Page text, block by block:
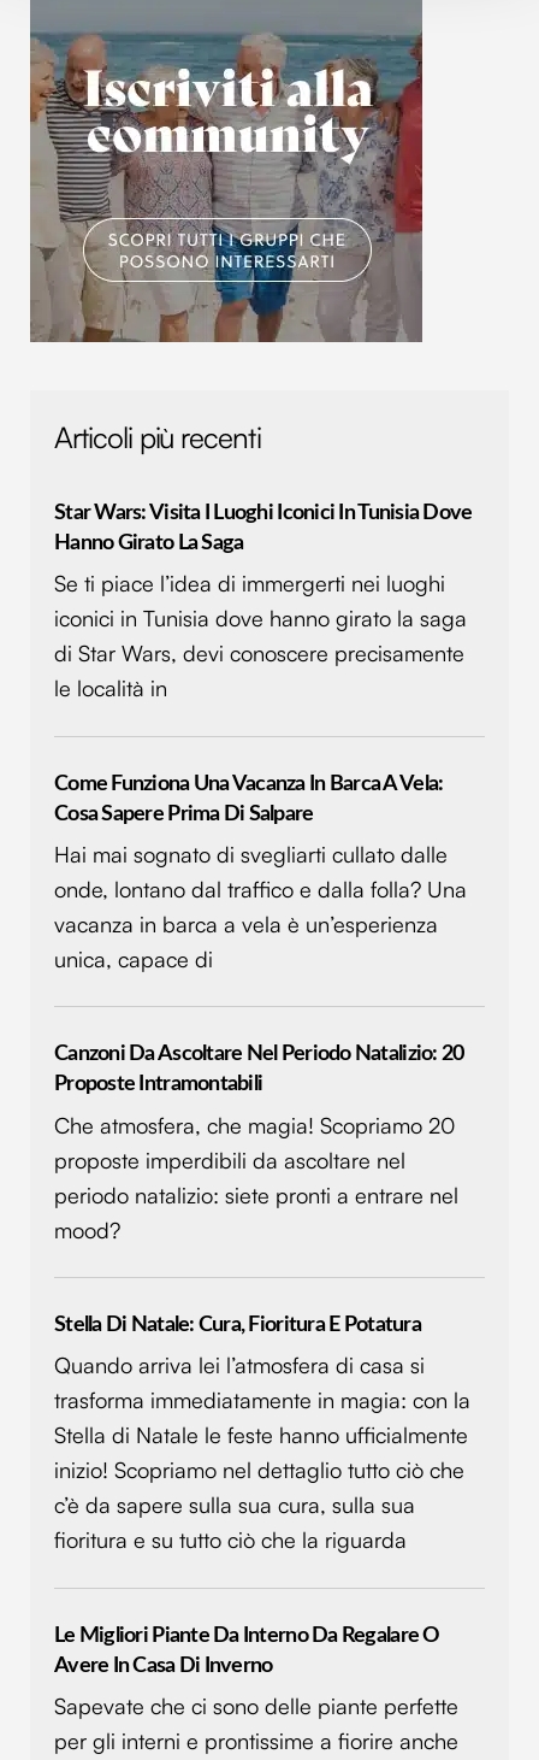
modificare o ritirare il tuo consenso in qualsiasi momento
dalla Dichiarazione sui cookie.
Utilizziamo i cookie per personalizzare contenuti ed
annunci, per fornire funzionalità dei social media e per
analizzare il nostro traffico. Condividiamo inoltre
informazioni sul modo in cui utilizzi il nostro sito con i
nostri partner che si occupano di analisi dei dati web,
pubblicità e social media, i quali potrebbero combinarle
con altre informazioni che hai fornito loro o che hanno
raccolto dal tuo utilizzo dei loro servizi.
Articoli più recenti
Star Wars: Visita I Luoghi Iconici In Tunisia Dove
Hanno Girato La Saga
Se ti piace l’idea di immergerti nei luoghi
iconici in Tunisia dove hanno girato la saga
di Star Wars, devi conoscere precisamente
le località in
Come Funziona Una Vacanza In Barca A Vela:
Cosa Sapere Prima Di Salpare
Hai mai sognato di svegliarti cullato dalle
onde, lontano dal traffico e dalla folla? Una
vacanza in barca a vela è un’esperienza
unica, capace di
Canzoni Da Ascoltare Nel Periodo Natalizio: 20
Proposte Intramontabili
Che atmosfera, che magia! Scopriamo 20
proposte imperdibili da ascoltare nel
periodo natalizio: siete pronti a entrare nel
mood?
Stella Di Natale: Cura, Fioritura E Potatura
Quando arriva lei l’atmosfera di casa si
trasforma immediatamente in magia: con la
Stella di Natale le feste hanno ufficialmente
inizio! Scopriamo nel dettaglio tutto ciò che
c’è da sapere sulla sua cura, sulla sua
fioritura e su tutto ciò che la riguarda
Le Migliori Piante Da Interno Da Regalare O
Avere In Casa Di Inverno
Sapevate che ci sono delle piante perfette
per gli interni e prontissime a fiorire anche